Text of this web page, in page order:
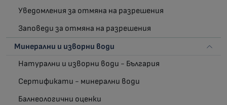
Уведомления за отмяна на разрешения
Заповеди за отмяна на разрешения
Минерални и изворни води
Натурални и изворни води - България
Сертификати - минерални води
Балнеологични оценки